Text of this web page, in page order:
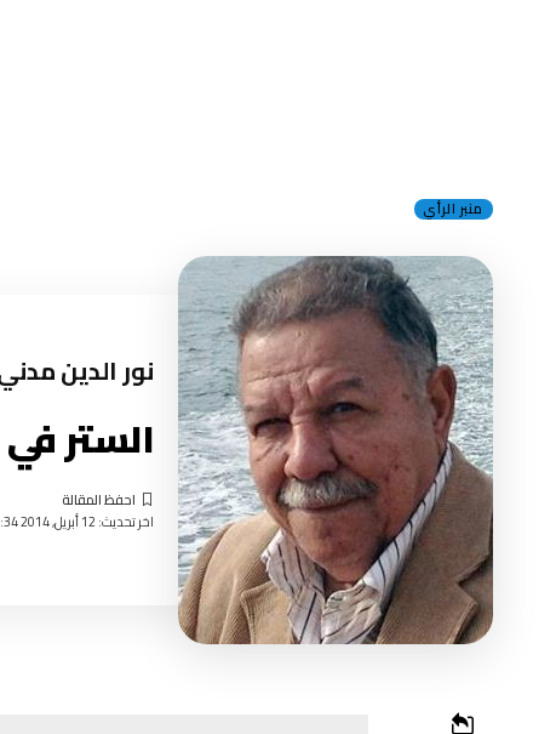
منبر الرأي
نور الدين
الستر
اخر تحديث: 12 أبريل, 2014 12:34 مساءً